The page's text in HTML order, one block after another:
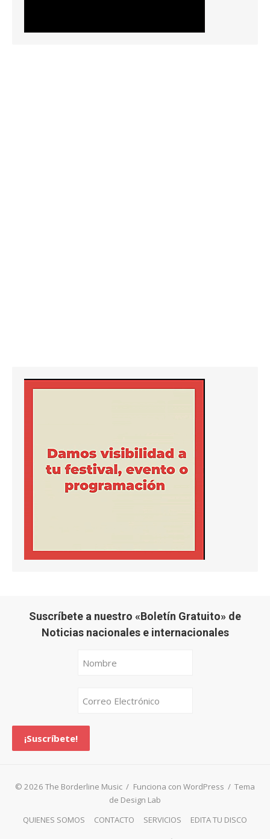
Suscríbete a nuestro «Boletín Gratuito» de
Noticias nacionales e internacionales
© 2026 The Borderline Music / Funciona con WordPress / Tema
de Design Lab
QUIENES SOMOS
CONTACTO SERVICIOS EDITA TU DISCO